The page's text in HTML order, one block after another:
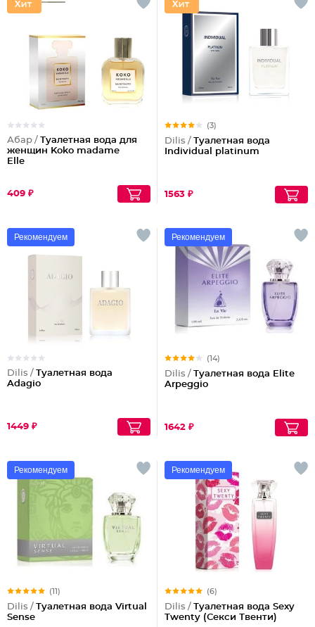
Абар / Туалетная вода для
женщин Koko madame
Elle
409 ₽
(3)
Dilis / Туалетная вода
Individual platinum
1563 ₽
Рекомендуем
Dilis / Туалетная вода
Adagio
1449 ₽
Рекомендуем
(14)
Dilis / Туалетная вода Elite
Arpeggio
1642 ₽
Рекомендуем
(11)
Dilis / Туалетная вода Virtual
Sense
Рекомендуем
(6)
Dilis / Туалетная вода Sexy
Twenty (Секси Твенти)